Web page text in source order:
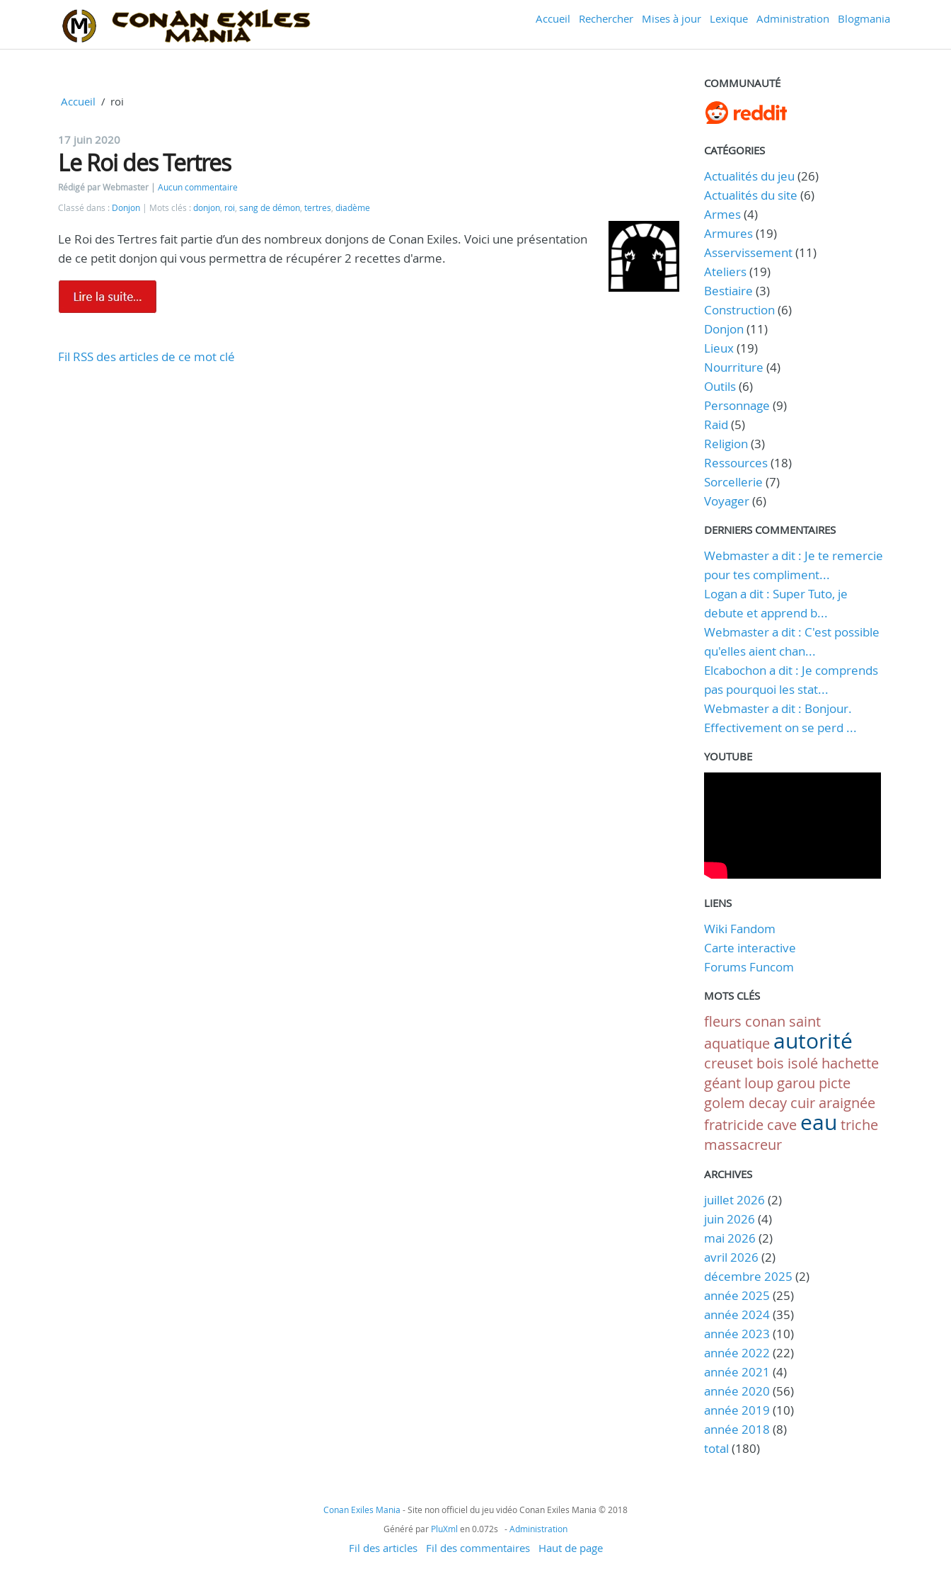
Accueil Rechercher Mises à jour Lexique Administration Blogmania
Accueil roi
17 juin 2020
Le Roi des Tertres
Rédigé par Webmaster
Aucun commentaire
Classé dans : Donjon Mots clés : donjon, roi, sang de démon, tertres, diadème
Le Roi des Tertres fait partie d’un des nombreux donjons de Conan Exiles. Voici une présentation
de ce petit donjon qui vous permettra de récupérer 2 recettes d'arme.
Fil RSS des articles de ce mot clé
COMMUNAUTÉ
CATÉGORIES
Actualités du jeu (26)
Actualités du site (6)
Armes(4)
Armures(19)
Asservissement(11)
Ateliers(19)
Bestiaire (3)
Construction (6)
Donjon (11)
Lieux(19)
Nourriture (4)
Outils(6)
Personnage (9)
Raid (5)
Religion (3)
Ressources(18)
Sorcellerie (7)
Voyager(6)
DERNIERS COMMENTAIRES
Webmaster a dit : Je te remercie
pour tes compliment...
Logan a dit : Super Tuto, je
debute et apprend b...
Webmaster a dit : C'est possible
qu'elles aient chan...
Elcabochon a dit : Je comprends
pas pourquoi les stat...
Webmaster a dit : Bonjour.
Effectivement on se perd ...
YOUTUBE
LIENS
Wiki Fandom
Carte interactive
Forums Funcom
MOTS CLÉS
fleurs conan saint
aquatique autorité
creuset bois isolé hachette
géant loup garou picte
golem decay cuir araignée
fratricide cave eau triche
massacreur
ARCHIVES
juillet 2026 (2)
juin 2026 (4)
mai 2026 (2)
avril 2026 (2)
décembre 2025 (2)
année 2025 (25)
année 2024(35)
année 2023 (10)
année 2022 (22)
année 2021 (4)
année 2020 (56)
année 2019 (10)
année 2018 (8)
total (180)
Conan Exiles Mania - Site non officiel du jeu vidéo Conan Exiles Mania © 2018
Généré par PluXml en 0.072s -Administration
Fil des articles Fil des commentaires Haut de page